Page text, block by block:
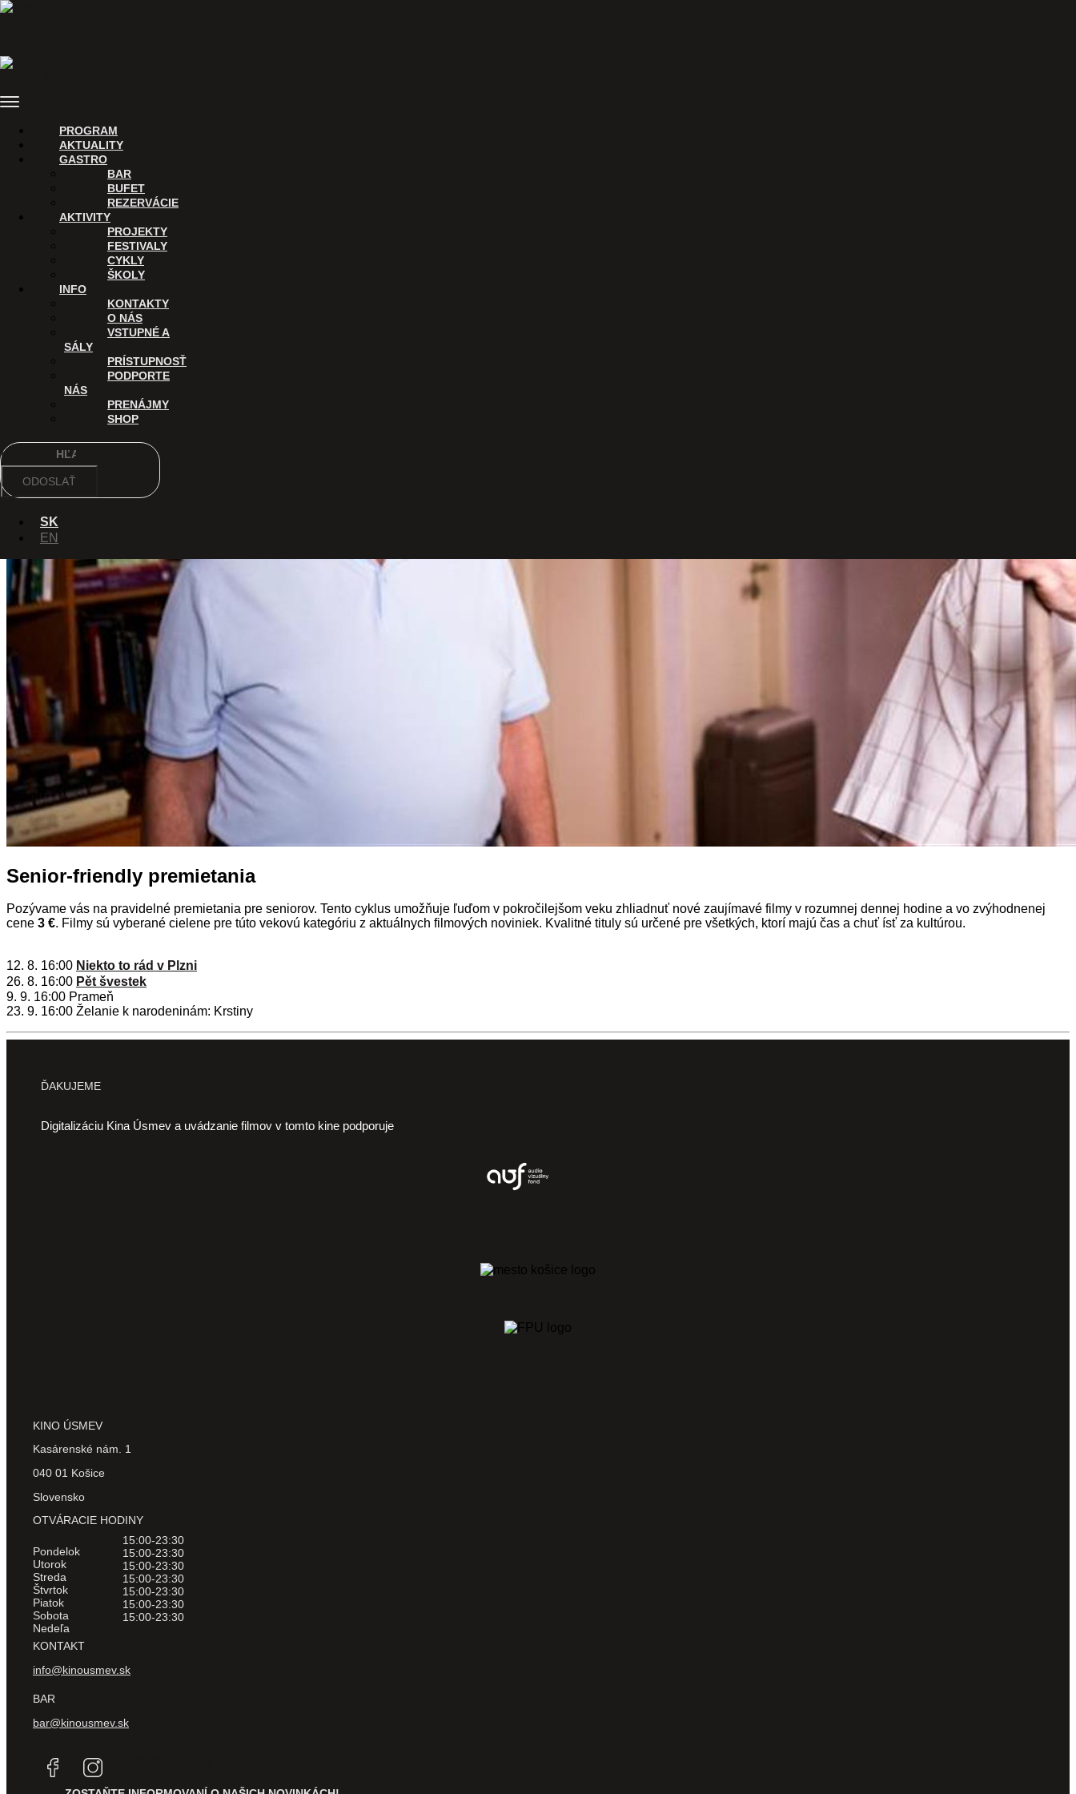
Preskočiť
Menu
PROGRAM
AKTUALITY
GASTRO
BAR
BUFET
REZERVÁCIE
AKTIVITY
PROJEKTY
FESTIVALY
CYKLY
ŠKOLY
INFO
KONTAKTY
O NÁS
VSTUPNÉ A
SÁLY
PRÍSTUPNOSŤ
PODPORTE
NÁS
PRENÁJMY
SHOP
Hľadať
ODOSLAŤ
SK
EN
Senior-friendly premietania
Pozývame vás na pravidelné premietania pre seniorov. Tento cyklus umožňuje ľuďom v pokročilejšom veku zhliadnuť nové zaujímavé filmy v rozumnej dennej hodine a vo zvýhodnenej
cene 3 €. Filmy sú vyberané cielene pre túto vekovú kategóriu z aktuálnych filmových noviniek. Kvalitné tituly sú určené pre všetkých, ktorí majú čas a chuť ísť za kultúrou.
12. 8. 16:00 Niekto to rád v Plzni
26. 8. 16:00 Pět švestek
9. 9. 16:00 Prameň
23. 9. 16:00 Želanie k narodeninám: Krstiny
ĎAKUJEME
Digitalizáciu Kina Úsmev a uvádzanie filmov v tomto kine podporuje
KINO ÚSMEV
Kasárenské nám. 1
040 01 Košice
Slovensko
OTVÁRACIE HODINY
Pondelok
Utorok
Streda
Štvrtok
Piatok
Sobota
Nedeľa
15:00-23:30
15:00-23:30
15:00-23:30
15:00-23:30
15:00-23:30
15:00-23:30
15:00-23:30
KONTAKT
info@kinousmev.sk
BAR
bar@kinousmev.sk